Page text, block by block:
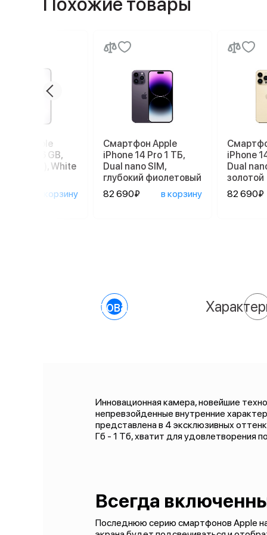
Apple
17e 256 GB,
(eSIM), White
в корзину
Смартфон Apple
iPhone 14 Pro 1 ТБ,
Dual nano SIM,
глубокий фиолетовый
82 690₽
в корзину
iPhone
Dual
золотой
82 690₽
О товаре
Инновационная камера, новейшие
непревзойденные внутренние
представлена в 4 эксклюзивных
Гб - 1 Тб, хватит для удовлетворения
Всегда
Последнюю серию смартфонов Apple